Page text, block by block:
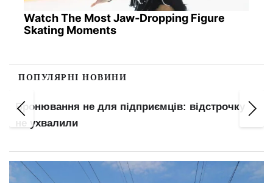
Watch The Most Jaw‑Dropping Figure
Skating Moments
ПОПУЛЯРНІ НОВИНИ
відстрочку
Бронювання переглянуть: